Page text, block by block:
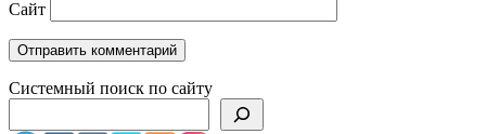
Сайт
Системный поиск по сайту